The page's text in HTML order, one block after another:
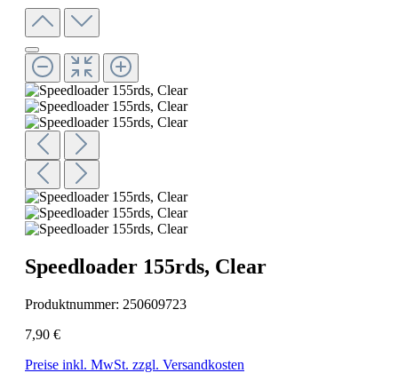
Speedloader 155rds, Clear
Produktnummer: 250609723
7,90 €
Preise inkl. MwSt. zzgl. Versandkosten